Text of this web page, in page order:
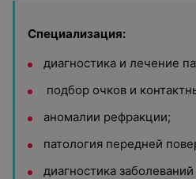
Специализация:
диагностика и лечение
подбор очков и
аномалии рефракции;
патология передней
диагностика заболеваний